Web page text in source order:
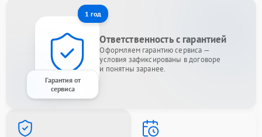
1 год
Гарантия от
сервиса
Ответственность с гарантией
Оформляем гарантию сервиса —
условия зафиксированы в договоре
и понятны заранее.